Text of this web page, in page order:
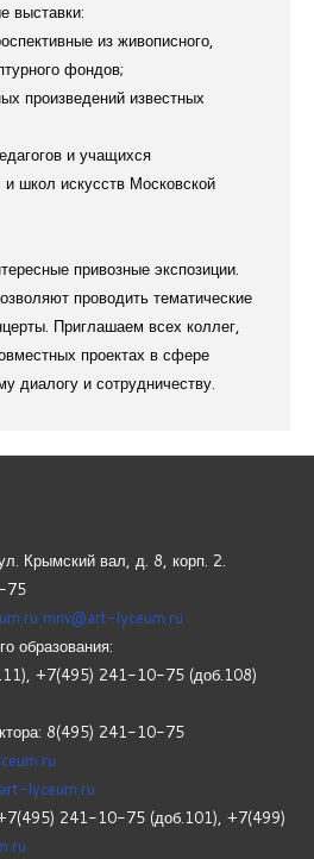
выставки:
из живописного,
фондов;
произведений известных
и учащихся
школ искусств Московской
привозные экспозиции.
проводить тематические
Приглашаем всех коллег,
проектах в сфере
диалогу и сотрудничеству.
Крымский вал, д. 8, корп. 2.
75
mnv@art-lyceum.ru
образования:
+7(495) 241-10-75 (доб.108)
8(495) 241-10-75
lyceum.ru
+7(495) 241-10-75 (доб.101), +7(499)